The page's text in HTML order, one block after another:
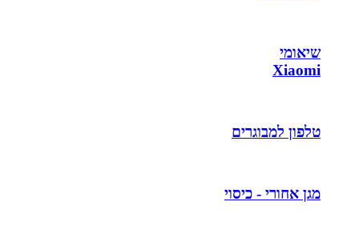
שיאומי
Xiaomi
טלפון למבוגרים
מגן אחורי - כיסוי